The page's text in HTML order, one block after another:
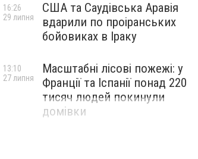
США та Саудівська Аравія
вдарили по проіранських
бойовиках в Іраку
16:26
29 липня
Масштабні лісові пожежі: у
Франції та Іспанії понад 220
тисяч людей покинули
домівки
13:10
27 липня